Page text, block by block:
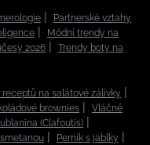
Partnerské vztahy
Módní trendy na
2026
Trendy boty na
receptů na salátové zálivky
brownies
Vláčné
(Clafoutis)
Perník s jablky